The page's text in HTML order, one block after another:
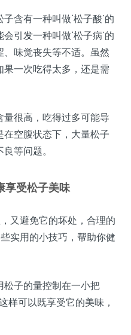
子含有一种叫做‘松子酸’的
引发一种叫做‘松子病’的
味觉丧失等不适。虽然
一次吃得太多，还是需
量很高，吃得过多可能导
空腹状态下，大量松子
等问题。
享受松子美味
又避免它的坏处，合理的
实用的小技巧，帮助你健
松子的量控制在一小把
样可以既享受它的美味，